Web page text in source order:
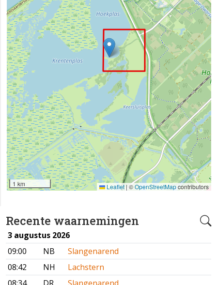
Recente waarnemingen
3 augustus 2026
09:00
NB
Slangenarend
08:42
NH
Lachstern
1 km Leaflet | ©OpenStreetMapcontributors